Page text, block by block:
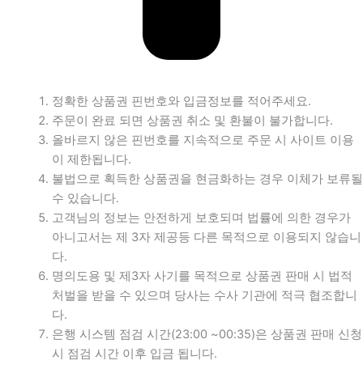
정확한 상품권 핀번호와 입금정보를 적어주세요.
주문이 완료 되면 상품권 취소 및 환불이 불가합니다.
올바르지 않은 핀번호를 지속적으로 주문 시 사이트 이용
이 제한됩니다.
불법으로 획득한 상품권을 현금화하는 경우 이체가 보류될
수 있습니다.
고객님의 정보는 안전하게 보호되며 법률에 의한 경우가
아니고서는 제 3자 제공등 다른 목적으로 이용되지 않습니
다.
명의도용 및 제3자 사기를 목적으로 상품권 판매 시 법적
처벌을 받을 수 있으며 당사는 수사 기관에 적극 협조합니
다.
은행 시스템 점검 시간(23:00 ~00:35)은 상품권 판매 신청
시 점검 시간 이후 입금 됩니다.